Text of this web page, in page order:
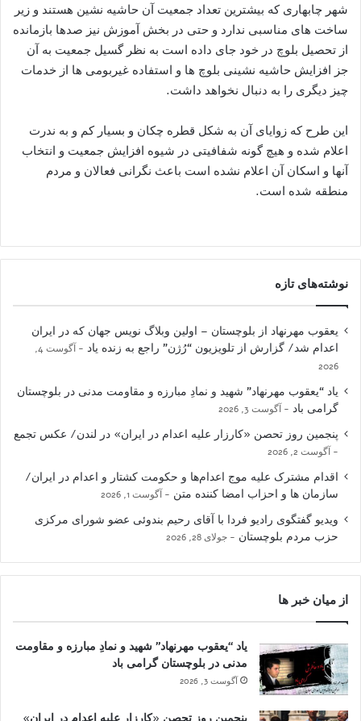
شهر چابهاری که بیشترین تعداد جمعیت آن حاشیه نشین هستند و زیر
ساخت های مناسبی ندارد و حتی در بخش آموزش نیز صدها بازمانده
از تحصیل بلوچ در خود جای داده است به نظر گسیل جمعیت به آن
جز افزایش حاشیه نشینی بلوچ ها و استفاده غیربومی ها از خدمات
چیز دیگری را به دنبال نخواهد داشت.
این طرح که زوایای آن به شکل قطره چکان و بسیار کم و به ندرت
اعلام شده و هیچ گونه شفافیتی در شیوه افزایش جمعیت و انتخاب
آنها و اسکان آن اعلام نشده است باعث نگرانی فعالان و مردم
منطقه شده است.
نوشته‌های تازه
یعقوب مهرنهاد از بلوچستان – اولین وبلاگ نویس جهان که در ایران
اعدام شد/ گزارش از تلویزیون “رُژن” راجع به زنده یاد
آگوست 4,
2026
یاد “یعقوب مهرنهاد” شهید و نمادِ مبارزه و مقاومت مدنی در بلوچستان
گرامی باد
آگوست 3, 2026
پنجمین روز تحصن «کارزار علیه اعدام در ایران» در لندن/ عکس تجمع
آگوست 2, 2026
اقدام مشترک علیه موج اعدام‌ها و حکومت کشتار و اعدام در ایران/
سازمان ها و احزاب امضا کننده متن
آگوست 1, 2026
ویدیو گفتگوی رادیو فردا با آقای رحیم بندوئی عضو شورای مرکزی
حزب مردم بلوچستان
جولای 28, 2026
از میان خبر ها
یاد “یعقوب مهرنهاد” شهید و نمادِ مبارزه و مقاومت
مدنی در بلوچستان گرامی باد
آگوست 3, 2026